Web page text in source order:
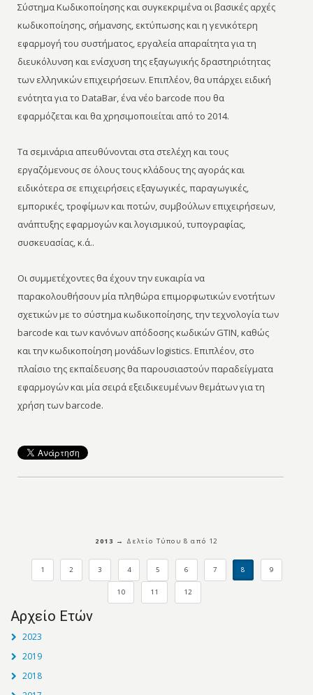
Σύστημα Κωδικοποίησης και συγκεκριμένα οι βασικές αρχές
κωδικοποίησης, σήμανσης, εκτύπωσης και η γενικότερη
εφαρμογή του συστήματος, εργαλεία απαραίτητα για τη
διευκόλυνση και ενίσχυση της εξαγωγικής δραστηριότητας
των ελληνικών επιχειρήσεων. Επιπλέον, θα υπάρχει ειδική
ενότητα για το DataBar, ένα νέο barcode που θα
εφαρμόζεται και θα χρησιμοποιείται από το 2014.
Τα σεμινάρια απευθύνονται στα στελέχη και τους
εργαζόμενους σε όλους τους κλάδους της αγοράς και
ειδικότερα σε επιχειρήσεις εξαγωγικές, παραγωγικές,
εμπορικές, τροφίμων και ποτών, συμβούλων επιχειρήσεων,
ανάπτυξης εφαρμογών και λογισμικού, τυπογραφίας,
συσκευασίας, κ.ά..
Οι συμμετέχοντες θα έχουν την ευκαιρία να
παρακολουθήσουν μία πληθώρα επιμορφωτικών ενοτήτων
σχετικών με το σύστημα κωδικοποίησης, την τεχνολογία των
barcode και των κανόνων απόδοσης κωδικών GTIN, καθώς
και την κωδικοποίηση μονάδων logistics. Επιπλέον, στο
πλαίσιο της εκπαίδευσης θα παρουσιαστούν παραδείγματα
εφαρμογών και μία σειρά εξειδικευμένων θεμάτων για τη
χρήση των barcode.
2013 → Δελτίo Τύπου 8 από 12
1 2 3 4 5 6 7 8 9
10 11 12
Αρχείο Ετών
2023
2019
2018